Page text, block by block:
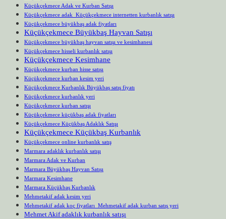
Küçükçekmece Adak ve Kurban Satışı
Küçükçekmece adak Küçükçekmece internetten kurbanlık satışı
Küçükçekmece büyükbaş adak fiyatları
Küçükçekmece Büyükbaş Hayvan Satışı
Küçükçekmece büyükbaş hayvan satışı ve kesimhanesi
Küçükçekmece hisseli kurbanlık satışı
Küçükçekmece Kesimhane
Küçükçekmece kurban hisse satışı
Küçükçekmece kurban kesim yeri
Küçükçekmece Kurbanlık Büyükbaş satış fiyatı
Küçükçekmece kurbanlık yeri
Küçükçekmece kurban satışı
Küçükçekmece küçükbaş adak fiyatları
Küçükçekmece Küçükbaş Adaklık Satışı
Küçükçekmece Küçükbaş Kurbanlık
Küçükçekmece online kurbanlık satış
Marmara adaklık kurbanlık satışı
Marmara Adak ve Kurban
Marmara Büyükbaş Hayvan Satışı
Marmara Kesimhane
Marmara Küçükbaş Kurbanlık
Mehmetakif adak kesim yeri
Mehmetakif adak koç fiyatları Mehmetakif adak kurban satış yeri
Mehmet Akif adaklık kurbanlık satışı